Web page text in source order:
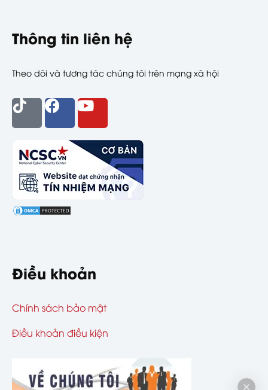
Thông tin liên hệ
Theo dõi và tương tác chúng tôi trên mạng xã hội
Điều khoản
Chính sách bảo mật
Điều khoản điều kiện